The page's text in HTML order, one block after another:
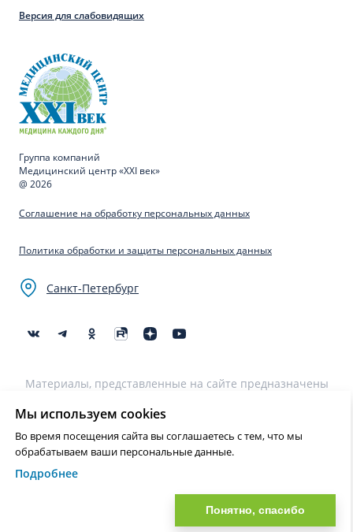
Версия для слабовидящих
Группа компаний
Медицинский центр «XXI век»
@ 2026
Соглашение на обработку персональных данных
Политика обработки и защиты персональных данных
Санкт-Петербург
Материалы, представленные на сайте предназначены
использованы для постановки диагноза, назначения
лечения и не являются медицинскими рекомендациями.
Необходима консультация специалиста.
Нашли ошибку? Выделите текст и нажмите Ctrl+Enter или на ссылку
Мы используем cookies
Во время посещения сайта вы соглашаетесь с тем, что мы
обрабатываем ваши персональные данные.
Подробнее
Понятно, спасибо